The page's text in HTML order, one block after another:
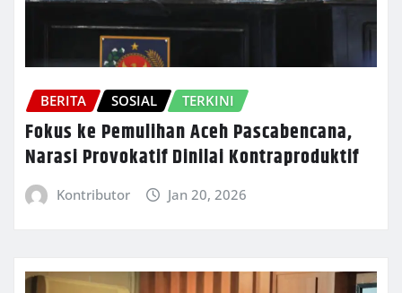
BERITA SOSIAL TERKINI
Fokus ke Pemulihan Aceh Pascabencana,
Narasi Provokatif Dinilai Kontraproduktif
Kontributor Jan 20, 2026